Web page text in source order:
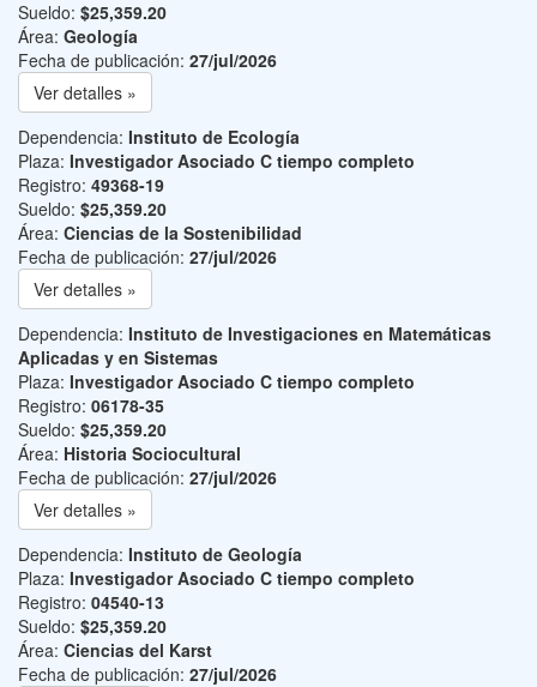
Sueldo: $25,359.20
Área: Geología
Fecha de publicación: 27/jul/2026
Ver detalles »
Dependencia: Instituto de Ecología
Plaza: Investigador Asociado C tiempo completo
Registro: 49368-19
Sueldo: $25,359.20
Área: Ciencias de la Sostenibilidad
Fecha de publicación: 27/jul/2026
Ver detalles »
Dependencia: Instituto de Investigaciones en Matemáticas
Aplicadas y en Sistemas
Plaza: Investigador Asociado C tiempo completo
Registro: 06178-35
Sueldo: $25,359.20
Área: Historia Sociocultural
Fecha de publicación: 27/jul/2026
Ver detalles »
Dependencia: Instituto de Geología
Plaza: Investigador Asociado C tiempo completo
Registro: 04540-13
Sueldo: $25,359.20
Área: Ciencias del Karst
Fecha de publicación: 27/jul/2026